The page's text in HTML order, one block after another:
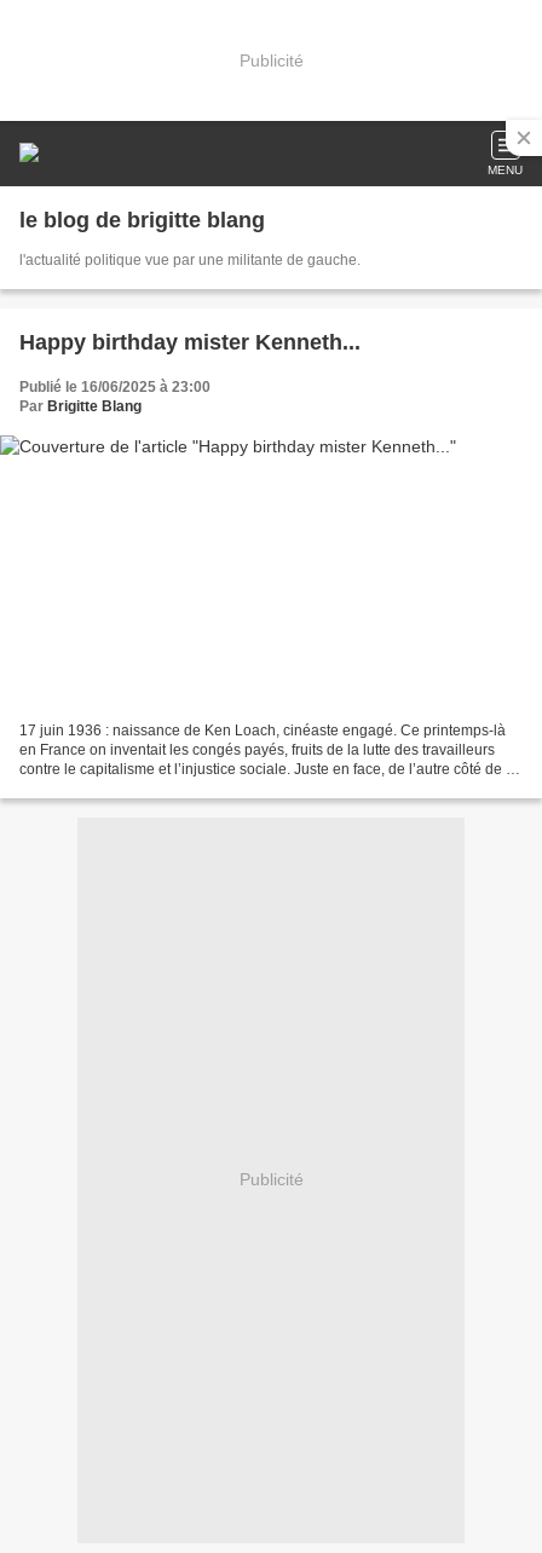
Publicité
MENU
le blog de brigitte blang
l'actualité politique vue par une militante de gauche.
Happy birthday mister Kenneth...
Publié le 16/06/2025 à 23:00
Par Brigitte Blang
17 juin 1936 : naissance de Ken Loach, cinéaste engagé. Ce printemps-là
en France on inventait les congés payés, fruits de la lutte des travailleurs
contre le capitalisme et l’injustice sociale. Juste en face, de l’autre côté de la
Publicité